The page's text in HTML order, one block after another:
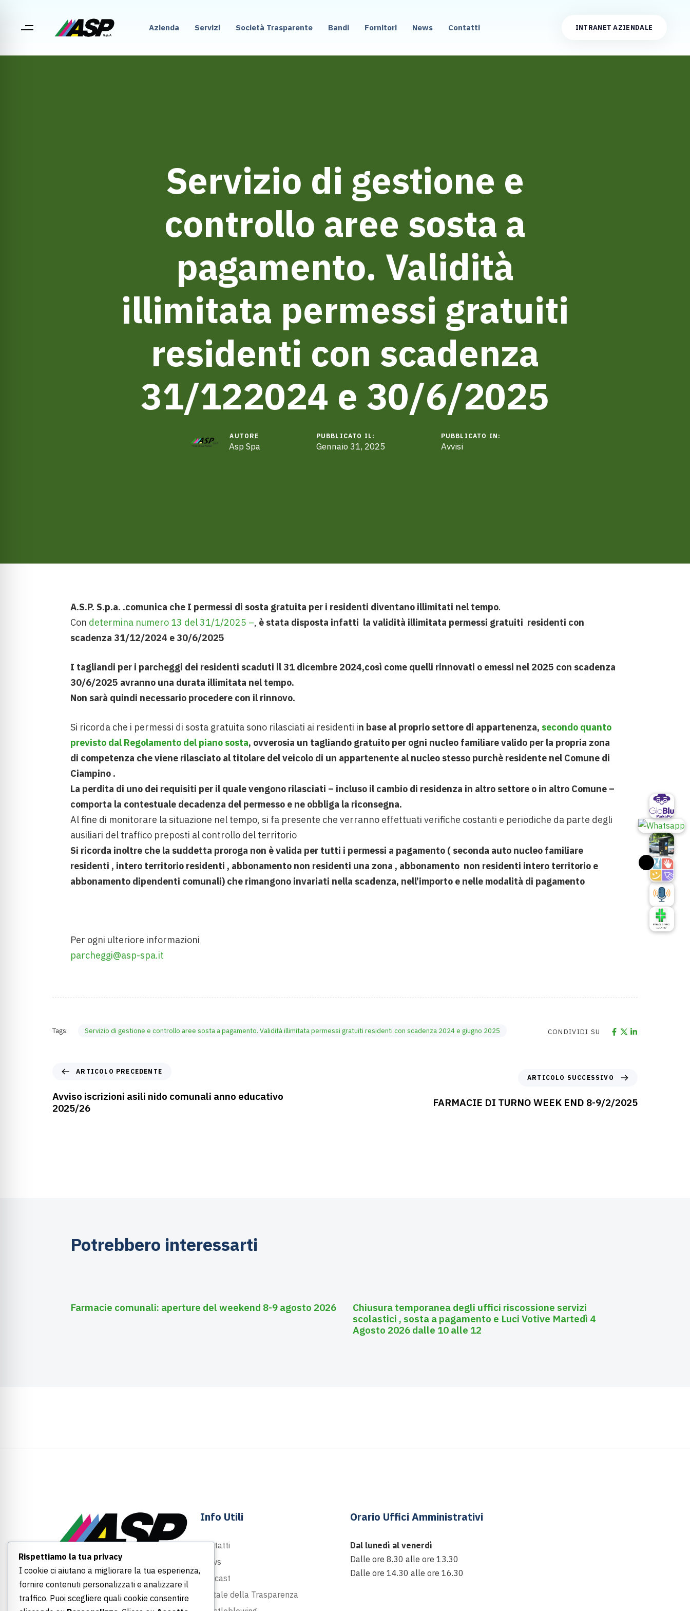
Azienda Servizi Società Trasparente Bandi Fornitori News Contatti INTRANET AZIENDALE
Servizio di gestione e
controllo aree sosta a
pagamento. Validità
illimitata permessi gratuiti
residenti con scadenza
31/122024 e 30/6/2025
AUTORE
Asp Spa
PUBBLICATO IL:
Gennaio 31, 2025
PUBBLICATO IN:
Avvisi
A.S.P. S.p.a. .comunica che I permessi di sosta gratuita per i residenti diventano illimitati nel tempo.
Con determina numero 13 del 31/1/2025 –, è stata disposta infatti la validità illimitata permessi gratuiti residenti con
scadenza 31/12/2024 e 30/6/2025
I tagliandi per i parcheggi dei residenti scaduti il 31 dicembre 2024,così come quelli rinnovati o emessi nel 2025 con scadenza
30/6/2025 avranno una durata illimitata nel tempo.
Non sarà quindi necessario procedere con il rinnovo.
Si ricorda che i permessi di sosta gratuita sono rilasciati ai residenti in base al proprio settore di appartenenza, secondo quanto
previsto dal Regolamento del piano sosta, ovverosia un tagliando gratuito per ogni nucleo familiare valido per la propria zona
di competenza che viene rilasciato al titolare del veicolo di un appartenente al nucleo stesso purchè residente nel Comune di
Ciampino .
La perdita di uno dei requisiti per il quale vengono rilasciati – incluso il cambio di residenza in altro settore o in altro Comune –
comporta la contestuale decadenza del permesso e ne obbliga la riconsegna.
Al fine di monitorare la situazione nel tempo, si fa presente che verranno effettuati verifiche costanti e periodiche da parte degli
ausiliari del traffico preposti al controllo del territorio
Si ricorda inoltre che la suddetta proroga non è valida per tutti i permessi a pagamento ( seconda auto nucleo familiare
residenti , intero territorio residenti , abbonamento non residenti una zona , abbonamento non residenti intero territorio e
abbonamento dipendenti comunali) che rimangono invariati nella scadenza, nell’importo e nelle modalità di pagamento
Per ogni ulteriore informazioni
parcheggi@asp-spa.it
Tags: Servizio di gestione e controllo aree sosta a pagamento. Validità illimitata permessi gratuiti residenti con scadenza 2024 e giugno 2025 CONDIVIDI SU
ARTICOLO PRECEDENTE
Avviso iscrizioni asili nido comunali anno educativo
2025/26
ARTICOLO SUCCESSIVO
FARMACIE DI TURNO WEEK END 8-9/2/2025
Potrebbero interessarti
Farmacie comunali: aperture del weekend 8-9 agosto 2026
Chiusura temporanea degli uffici riscossione servizi
scolastici , sosta a pagamento e Luci Votive Martedì 4
Agosto 2026 dalle 10 alle 12
Largo Felice Armati, 1
00043 Ciampino (Roma)
06 790691
Info Utili
Contatti
News
Podcast
Portale della Trasparenza
Orario Uffici Amministrativi
Dal lunedì al venerdì
Dalle ore 8.30 alle ore 13.30
Dalle ore 14.30 alle ore 16.30
Rispettiamo la tua privacy
I cookie ci aiutano a migliorare la tua esperienza,
fornire contenuti personalizzati e analizzare il
traffico. Puoi scegliere quali cookie consentire